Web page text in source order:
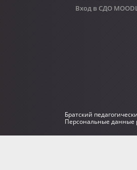
Вход в СДО
Братский
Персональные данные